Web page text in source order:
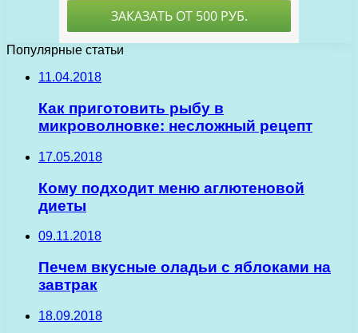
Популярные статьи
11.04.2018
Как приготовить рыбу в
микроволновке: несложный рецепт
17.05.2018
Кому подходит меню аглютеновой
диеты
09.11.2018
Печем вкусные оладьи с яблоками на
завтрак
18.09.2018